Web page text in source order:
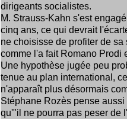
dirigeants socialistes.
M. Strauss-Kahn s'est
cinq ans, ce qui devrait
ne choisisse de profiter de
comme l'a fait Romano Prodi
Une hypothèse jugée peu
tenue au plan international,
n'apparaît plus désormais
Stéphane Rozès pense
qu'"il ne pourra pas peser de